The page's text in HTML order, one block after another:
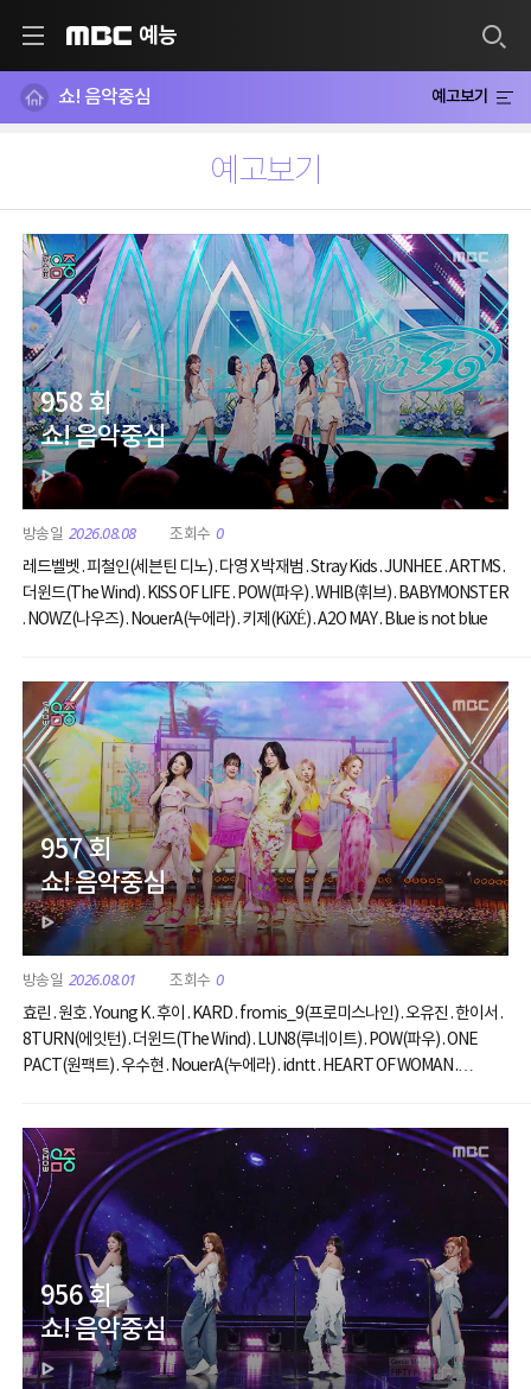
예능
쇼! 음악중심 예고보기
예고보기
958 회
쇼! 음악중심
2026.08.08 0
레드벨벳 . 피철인(세븐틴 디노) . 다영 X 박재범 . Stray Kids . JUNHEE . ARTMS .
더윈드(The Wind) . KISS OF LIFE . POW(파우) . WHIB(휘브) . BABYMONSTER
. NOWZ(나우즈) . NouerA(누에라) . 키제(KiXÉ) . A2O MAY . Blue is not blue
957 회
쇼! 음악중심
2026.08.01 0
효린 . 원호 . Young K . 후이 . KARD . fromis_9(프로미스나인) . 오유진 . 한이서 .
8TURN(에잇턴) . 더윈드(The Wind) . LUN8(루네이트) . POW(파우) . ONE
PACT(원팩트) . 우수현 . NouerA(누에라) . idntt . HEART OF WOMAN .
956 회
쇼! 음악중심